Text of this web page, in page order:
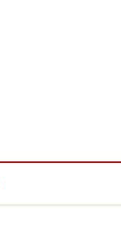
次のページへ